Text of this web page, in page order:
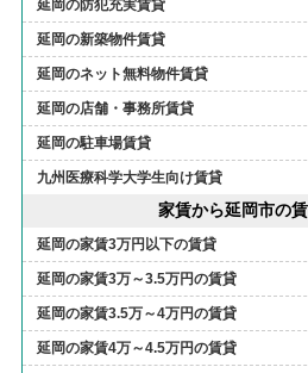
延岡の防犯充実賃貸
延岡の新築物件賃貸
延岡のネット無料物件賃貸
延岡の店舗・事務所賃貸
延岡の駐車場賃貸
九州医療科学大学生向け賃貸
家賃から延岡市の
延岡の家賃3万円以下の賃貸
延岡の家賃3万～3.5万円の賃貸
延岡の家賃3.5万～4万円の賃貸
延岡の家賃4万～4.5万円の賃貸